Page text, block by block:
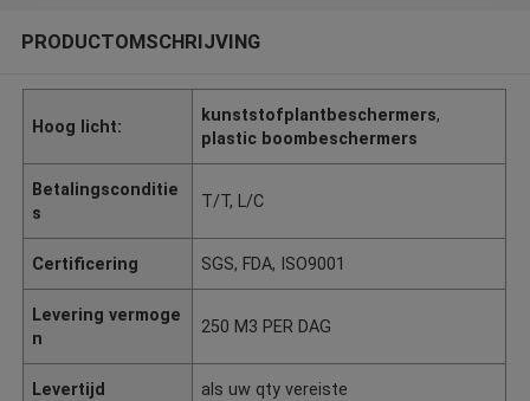
PRODUCTOMSCHRIJVING
Hoog licht:
kunststofplantbeschermers,
plastic boombeschermers
Betalingsconditie
s
T/T, L/C
Certificering SGS, FDA, ISO9001
Levering vermoge
n
250 M3 PER DAG
Levertijd als uw qty vereiste